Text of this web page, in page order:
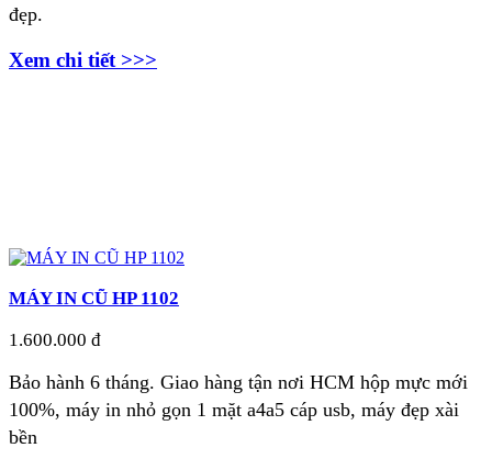
đẹp.
Xem chi tiết >>>
MÁY IN CŨ HP 1102
1.600.000 đ
Bảo hành 6 tháng. Giao hàng tận nơi HCM hộp mực mới
100%, máy in nhỏ gọn 1 mặt a4a5 cáp usb, máy đẹp xài
bền